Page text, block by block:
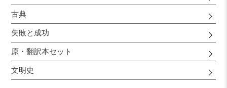
古典
失敗と成功
原・翻訳本セット
文明史